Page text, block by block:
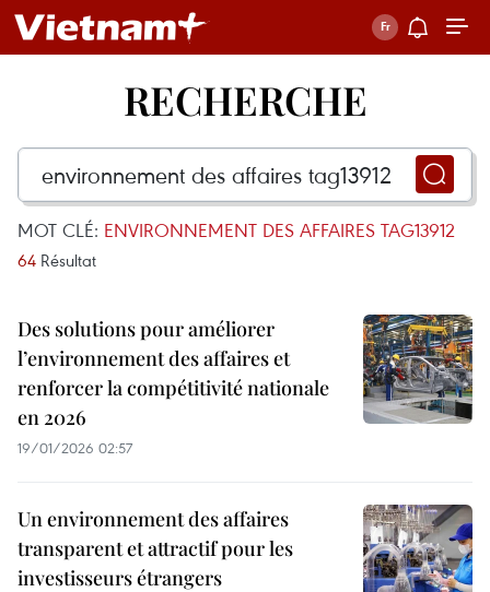
RECHERCHE
MOT CLÉ: ENVIRONNEMENT DES AFFAIRES TAG13912
64 Résultat
Des solutions pour améliorer
l’environnement des affaires et
renforcer la compétitivité nationale
en 2026
19/01/2026 02:57
Un environnement des affaires
transparent et attractif pour les
investisseurs étrangers